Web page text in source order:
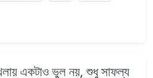
একটাও ভুল নয়, শুধু সাফল্য